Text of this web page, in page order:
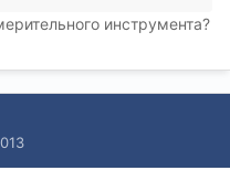
инструмента?